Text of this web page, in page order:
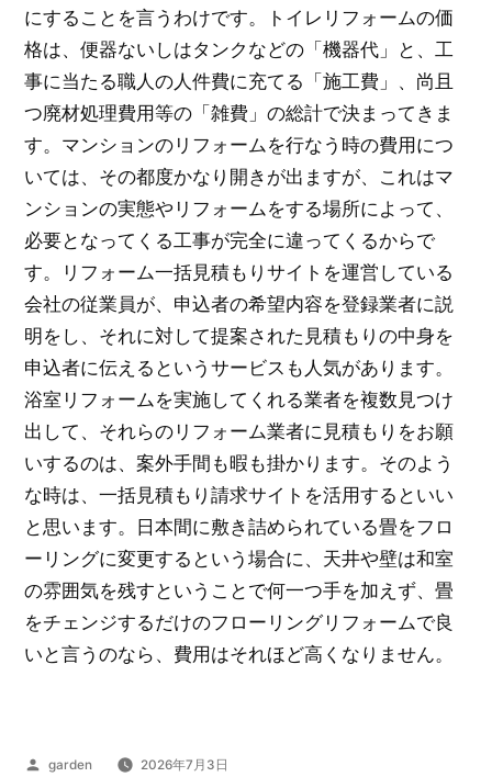
にすることを言うわけです。トイレリフォームの価
格は、便器ないしはタンクなどの「機器代」と、工
事に当たる職人の人件費に充てる「施工費」、尚且
つ廃材処理費用等の「雑費」の総計で決まってきま
す。マンションのリフォームを行なう時の費用につ
いては、その都度かなり開きが出ますが、これはマ
ンションの実態やリフォームをする場所によって、
必要となってくる工事が完全に違ってくるからで
す。リフォーム一括見積もりサイトを運営している
会社の従業員が、申込者の希望内容を登録業者に説
明をし、それに対して提案された見積もりの中身を
申込者に伝えるというサービスも人気があります。
浴室リフォームを実施してくれる業者を複数見つけ
出して、それらのリフォーム業者に見積もりをお願
いするのは、案外手間も暇も掛かります。そのよう
な時は、一括見積もり請求サイトを活用するといい
と思います。日本間に敷き詰められている畳をフロ
ーリングに変更するという場合に、天井や壁は和室
の雰囲気を残すということで何一つ手を加えず、畳
をチェンジするだけのフローリングリフォームで良
いと言うのなら、費用はそれほど高くなりません。
投
garden
2026年7月3日